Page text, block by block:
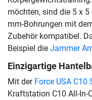
möchten, sind die 5 x
mm-Bohrungen mit
Zubehör kompatibel.
Beispiel die Jammer
Einzigartige
Mit der Force USA C10
Kraftstation C10 All-In-